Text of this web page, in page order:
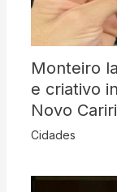
Monteiro
e criativo
Novo Cariri
Cidades